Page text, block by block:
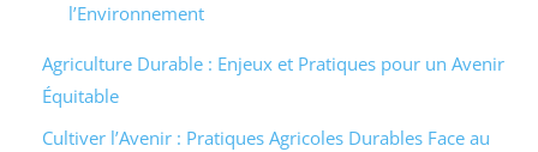
l’Environnement
Agriculture Durable : Enjeux et Pratiques pour un Avenir
Équitable
Cultiver l’Avenir : Pratiques Agricoles Durables Face au